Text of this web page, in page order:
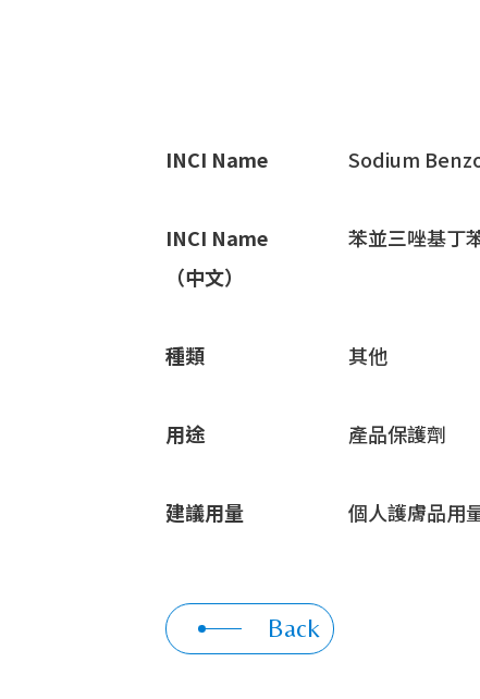
INCI Name Sodium
INCI Name
（中文）
苯並三唑基丁
種類 其他
用途 產品保護劑
建議用量 個人護膚品用
Back